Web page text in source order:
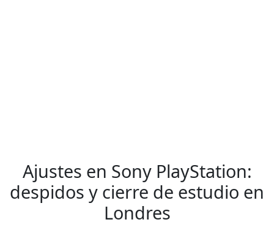
Ajustes en Sony PlayStation:
despidos y cierre de estudio en
Londres